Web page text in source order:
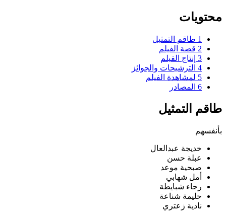
طاقم التمثيل
قصة الفيلم
إنتاج الفيلم
الترشيحات والجوائز
لمشاهدة الفيلم
المصادر
التمثيل
خديجة عبدالعال
عبلة حسن
صبحية موعد
أمل شهابي
رجاء شبايطة
حليمة شناعة
نادية زعتري